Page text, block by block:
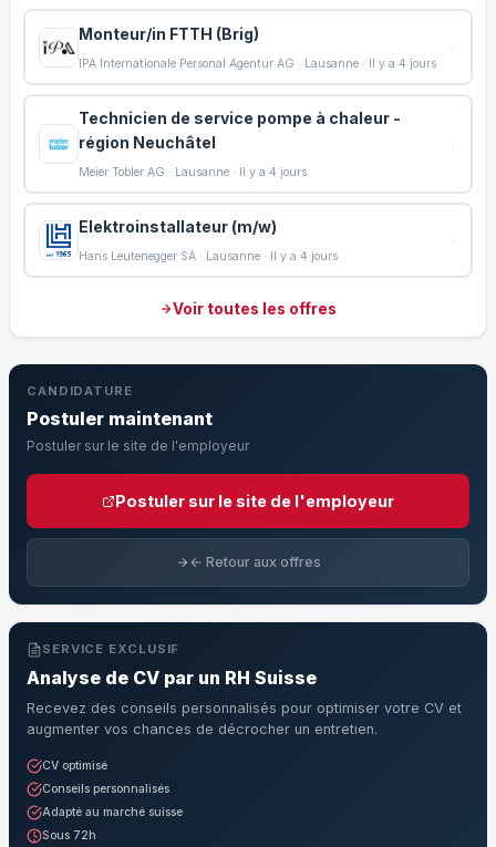
Monteur/in FTTH (Brig)
IPA Internationale Personal Agentur AG · Lausanne · Il y a 4 jours
Technicien de service pompe à chaleur -
région Neuchâtel
Meier Tobler AG · Lausanne · Il y a 4 jours
Elektroinstallateur (m/w)
Hans Leutenegger SA · Lausanne · Il y a 4 jours
Voir toutes les offres
CANDIDATURE
Postuler maintenant
Postuler sur le site de l'employeur
Postuler sur le site de l'employeur
← Retour aux offres
SERVICE EXCLUSIF
Analyse de CV par un RH Suisse
Recevez des conseils personnalisés pour optimiser votre CV et
augmenter vos chances de décrocher un entretien.
CV optimisé
Conseils personnalisés
Adapté au marché suisse
Sous 72h